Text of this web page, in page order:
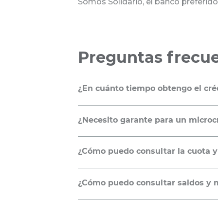
Preguntas
¿En cuánto tiempo obtengo el
¿Necesito garante para un
cuando tenga una actividad
¿Cómo puedo consultar la cuota
Banca por Internet.
¿Cómo puedo consultar saldos y